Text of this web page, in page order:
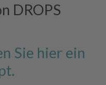
DROPS
Sie hier ein